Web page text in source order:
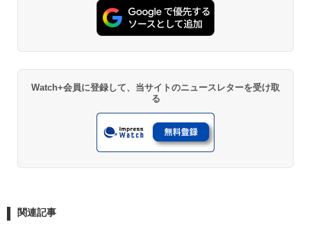
Watch+会員に登録して、当サイトのニュースレターを受け取
る
関連記事